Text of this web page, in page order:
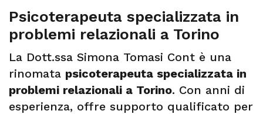
Psicoterapeuta specializzata in
problemi relazionali a Torino
La Dott.ssa Simona Tomasi Cont è una
rinomata psicoterapeuta specializzata in
problemi relazionali a Torino. Con anni di
esperienza, offre supporto qualificato per